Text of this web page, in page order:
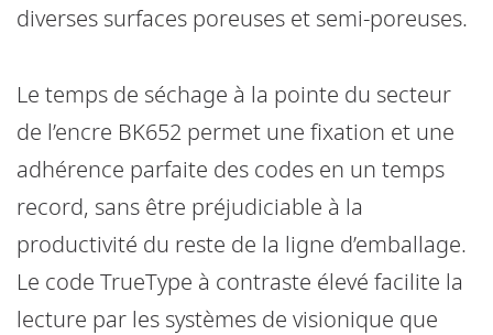
diverses surfaces poreuses et semi-poreuses.
Le temps de séchage à la pointe du secteur
de l’encre BK652 permet une fixation et une
adhérence parfaite des codes en un temps
record, sans être préjudiciable à la
productivité du reste de la ligne d’emballage.
Le code TrueType à contraste élevé facilite la
lecture par les systèmes de visionique que